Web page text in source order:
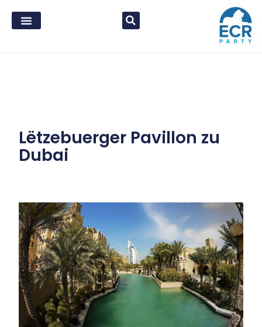
Lëtzebuerger Pavillon zu
Dubai